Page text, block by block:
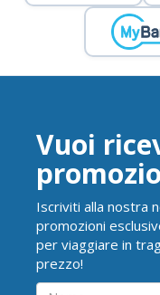
Vuoi
Iscriviti alla nostra
promozioni
per viaggiare in
prezzo!